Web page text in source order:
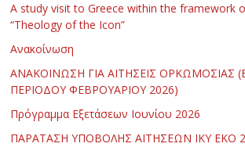
Α study visit to Greece within the framework
“Theology of the Icon”
Ανακοίνωση
ΑΝΑΚΟΙΝΩΣΗ ΓΙΑ ΑΙΤΗΣΕΙΣ ΟΡΚΩΜΟΣΙΑΣ
ΠΕΡΙΟΔΟΥ ΦΕΒΡΟΥΑΡΙΟΥ 2026)
Πρόγραμμα Εξετάσεων Ιουνίου 2026
ΠΑΡΑΤΑΣΗ ΥΠΟΒΟΛΗΣ ΑΙΤΗΣΕΩΝ ΙΚΥ ΕΚΟ